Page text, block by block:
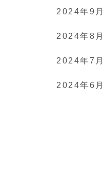
2024年9月
2024年8月
2024年7月
2024年6月